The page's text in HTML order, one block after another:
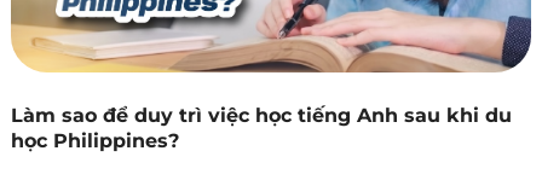
Làm sao để duy trì việc học tiếng Anh sau khi du
học Philippines?